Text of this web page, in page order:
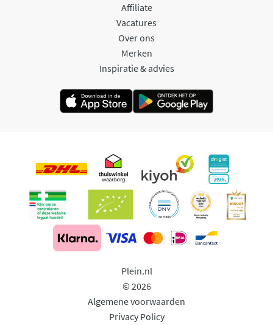
Affiliate
Vacatures
Over ons
Merken
Inspiratie & advies
Plein.nl
© 2026
Algemene voorwaarden
Privacy Policy